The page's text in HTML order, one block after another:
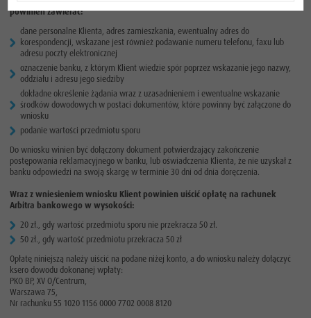
powinien zawierać:
dane personalne Klienta, adres zamieszkania, ewentualny adres do
korespondencji, wskazane jest również podawanie numeru telefonu, faxu lub
adresu poczty elektronicznej
oznaczenie banku, z którym Klient wiedzie spór poprzez wskazanie jego nazwy,
oddziału i adresu jego siedziby
dokładne określenie żądania wraz z uzasadnieniem i ewentualne wskazanie
środków dowodowych w postaci dokumentów, które powinny być załączone do
wniosku
podanie wartości przedmiotu sporu
Do wniosku winien być dołączony dokument potwierdzający zakończenie
postępowania reklamacyjnego w banku, lub oświadczenia Klienta, że nie uzyskał z
banku odpowiedzi na swoją skargę w terminie 30 dni od dnia doręczenia.
Wraz z wniesieniem wniosku Klient powinien uiścić opłatę na rachunek
Arbitra bankowego w wysokości:
20 zł., gdy wartość przedmiotu sporu nie przekracza 50 zł.
50 zł., gdy wartość przedmiotu przekracza 50 zł
Opłatę niniejszą należy uiścić na podane niżej konto, a do wniosku należy dołączyć
ksero dowodu dokonanej wpłaty:
PKO BP, XV O/Centrum,
Warszawa 75,
Nr rachunku 55 1020 1156 0000 7702 0008 8120